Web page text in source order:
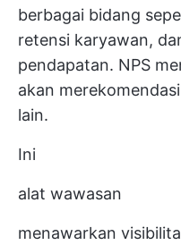
berbagai bidang
retensi karyawan,
pendapatan. NPS
akan
lain.
Ini
alat wawasan
menawarkan